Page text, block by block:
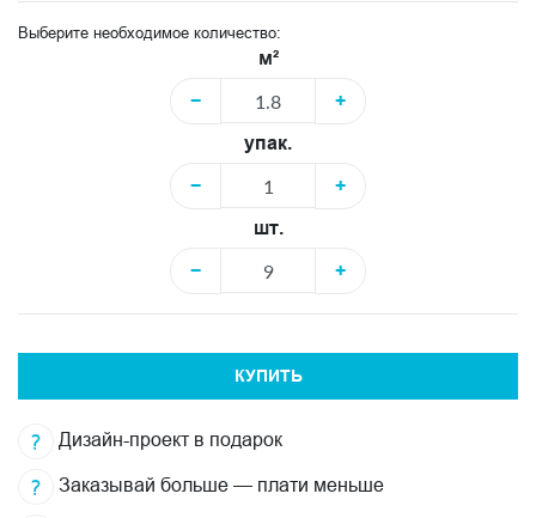
Выберите необходимое количество:
м²
−
+
упак.
−
+
шт.
−
+
КУПИТЬ
Дизайн-проект в подарок
Заказывай больше — плати меньше